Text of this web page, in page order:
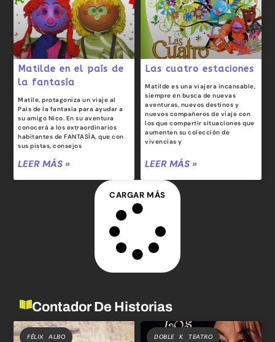
Matilde en el país de
la fantasía
Matile, protagoniza un viaje al
País de la fantasía para ayudar a
su amigo Nico. En su aventura
conocerá a los extraordinarios
habitantes de FANTASÍA, que con
sus pistas, consejos
LEER MÁS »
Las cuatro estaciones
Matilde es una viajera incansable,
siempre en busca de nuevas
aventuras, nuevos destinos y
nuevos compañeros de viaje con
los que compartir situaciones que
aumenten su colección de
vivencias y
LEER MÁS »
CARGAR MÁS
Contador De Historias
FÉLIX ALBO DOBLE K TEATRO